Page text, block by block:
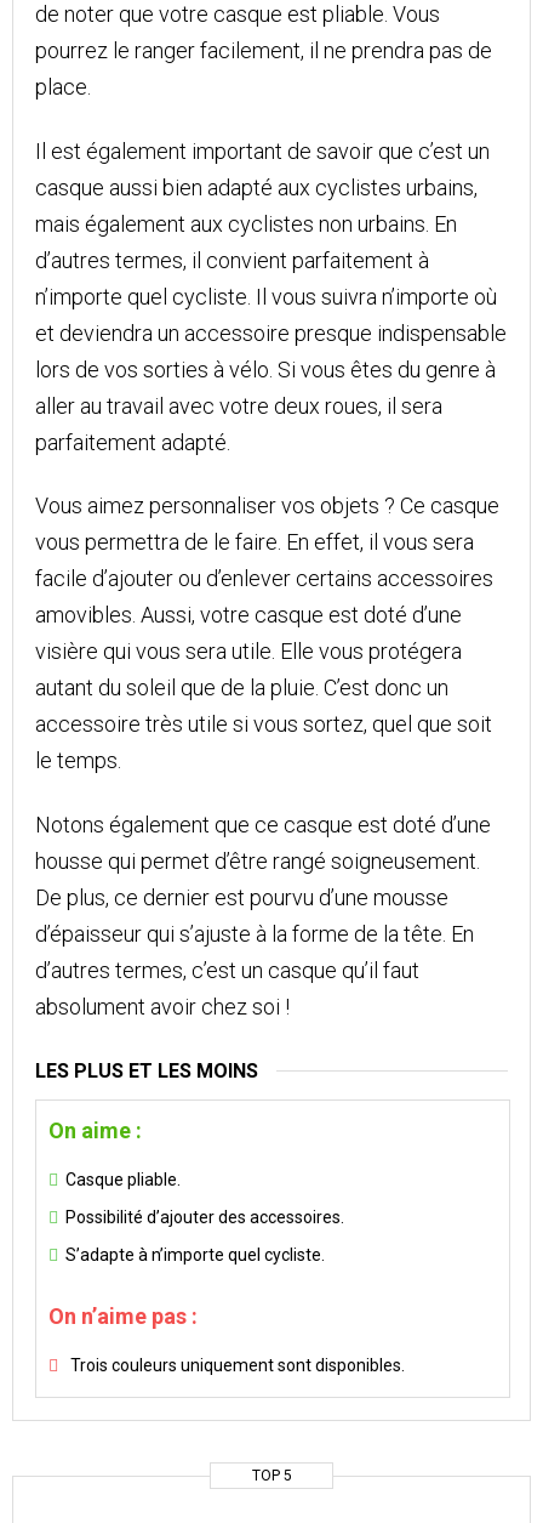
de noter que votre casque est pliable. Vous
pourrez le ranger facilement, il ne prendra pas de
place.
Il est également important de savoir que c’est un
casque aussi bien adapté aux cyclistes urbains,
mais également aux cyclistes non urbains. En
d’autres termes, il convient parfaitement à
n’importe quel cycliste. Il vous suivra n’importe où
et deviendra un accessoire presque indispensable
lors de vos sorties à vélo. Si vous êtes du genre à
aller au travail avec votre deux roues, il sera
parfaitement adapté.
Vous aimez personnaliser vos objets ? Ce casque
vous permettra de le faire. En effet, il vous sera
facile d’ajouter ou d’enlever certains accessoires
amovibles. Aussi, votre casque est doté d’une
visière qui vous sera utile. Elle vous protégera
autant du soleil que de la pluie. C’est donc un
accessoire très utile si vous sortez, quel que soit
le temps.
Notons également que ce casque est doté d’une
housse qui permet d’être rangé soigneusement.
De plus, ce dernier est pourvu d’une mousse
d’épaisseur qui s’ajuste à la forme de la tête. En
d’autres termes, c’est un casque qu’il faut
absolument avoir chez soi !
LES PLUS ET LES MOINS
On aime :
Casque pliable.
Possibilité d’ajouter des accessoires.
S’adapte à n’importe quel cycliste.
On n’aime pas :
Trois couleurs uniquement sont disponibles.
TOP 5